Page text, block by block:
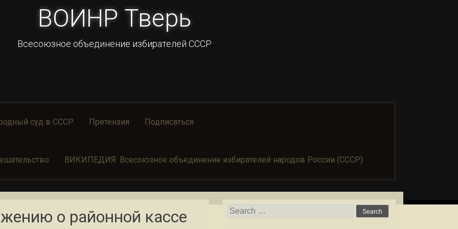
ВОИНР Тверь
Всесоюзное объединение избирателей СССР
суд в СССР Претензия Подписаться
ВИКИПЕДИЯ: Всесоюзное объединение избирателей народов России (СССР)
о районной кассе
Search for: